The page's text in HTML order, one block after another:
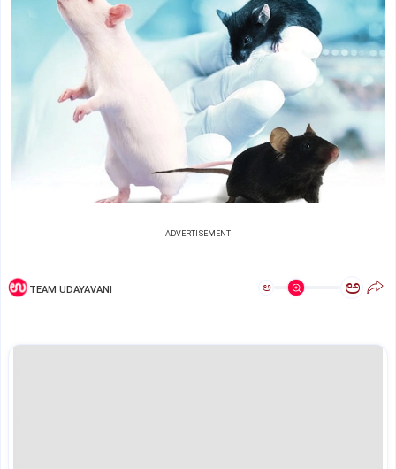
ADVERTISEMENT
TEAM UDAYAVANI ಅ ಅ